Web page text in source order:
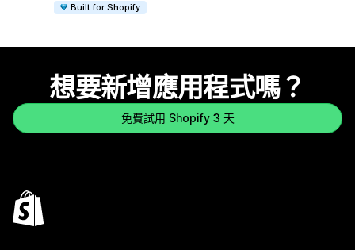
Built for Shopify
想要新增應用程式嗎？
免費試用 Shopify 3 天